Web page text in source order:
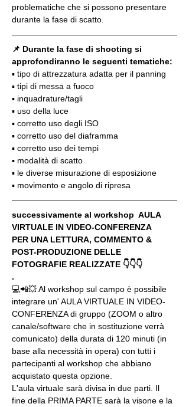
problematiche che si possono presentare
durante la fase di scatto.
📌 Durante la fase di shooting si
approfondiranno le seguenti tematiche:
▪️ tipo di attrezzatura adatta per il panning
▪️ tipi di messa a fuoco
▪️ inquadrature/tagli
▪️ uso della luce
▪️ corretto uso degli ISO
▪️ corretto uso del diaframma
▪️ corretto uso dei tempi
▪️ modalità di scatto
▪️ le diverse misurazione di esposizione
▪️ movimento e angolo di ripresa
successivamente al workshop  AULA
VIRTUALE IN VIDEO-CONFERENZA
PER UNA LETTURA, COMMENTO &
POST-PRODUZIONE DELLE
FOTOGRAFIE REALIZZATE 👇👇👇
.
💻📲💥 Al workshop sul campo è possibile
integrare un' AULA VIRTUALE IN VIDEO-
CONFERENZA di gruppo (ZOOM o altro
canale/software che in sostituzione verrà
comunicato) della durata di 120 minuti (in
base alla necessità in opera) con tutti i
partecipanti al workshop che abbiano
acquistato questa opzione.
L'aula virtuale sarà divisa in due parti. Il
fine della PRIMA PARTE sarà la visone e la